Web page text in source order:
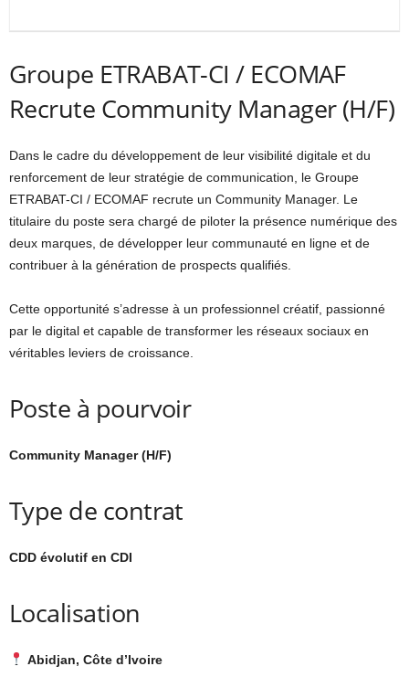
Groupe ETRABAT-CI / ECOMAF
Recrute Community Manager (H/F)
Dans le cadre du développement de leur visibilité digitale et du
renforcement de leur stratégie de communication, le Groupe
ETRABAT-CI / ECOMAF recrute un Community Manager. Le
titulaire du poste sera chargé de piloter la présence numérique des
deux marques, de développer leur communauté en ligne et de
contribuer à la génération de prospects qualifiés.
Cette opportunité s’adresse à un professionnel créatif, passionné
par le digital et capable de transformer les réseaux sociaux en
véritables leviers de croissance.
Poste à pourvoir
Community Manager (H/F)
Type de contrat
CDD évolutif en CDI
Localisation
Abidjan, Côte d’Ivoire